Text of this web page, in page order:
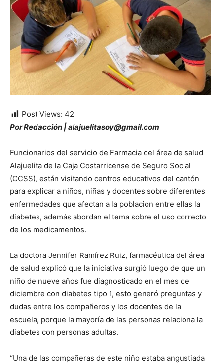
Post Views: 42
Por Redacción | alajuelitasoy@gmail.com
Funcionarios del servicio de Farmacia del área de salud
Alajuelita de la Caja Costarricense de Seguro Social
(CCSS), están visitando centros educativos del cantón
para explicar a niños, niñas y docentes sobre diferentes
enfermedades que afectan a la población entre ellas la
diabetes, además abordan el tema sobre el uso correcto
de los medicamentos.
La doctora Jennifer Ramírez Ruiz, farmacéutica del área
de salud explicó que la iniciativa surgió luego de que un
niño de nueve años fue diagnosticado en el mes de
diciembre con diabetes tipo 1, esto generó preguntas y
dudas entre los compañeros y los docentes de la
escuela, porque la mayoría de las personas relaciona la
diabetes con personas adultas.
“Una de las compañeras de este niño estaba angustiada